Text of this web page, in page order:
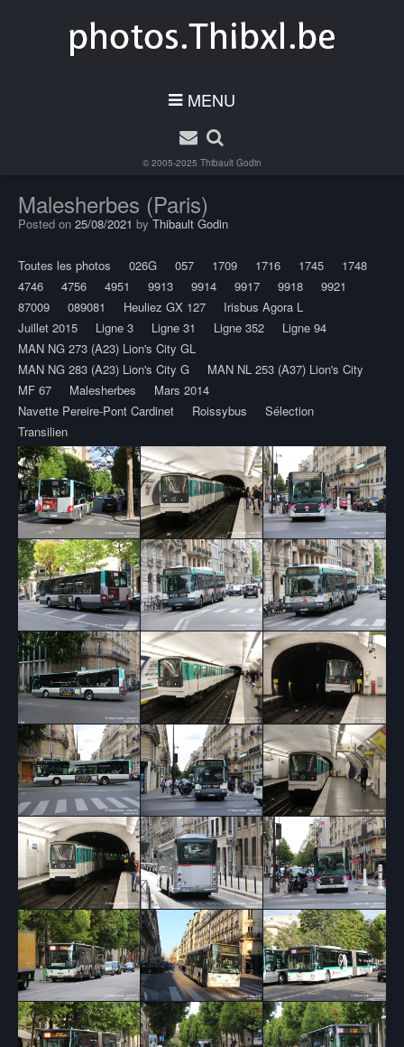
MENU
© 2005-2025 Thibault Godin
Malesherbes (Paris)
Posted on 25/08/2021 byThibault Godin
Toutes les photos 026G 057 1709 1716 1745
1748
4746
4756 4951 9913 9914 9917 9918
9921
87009
089081 Heuliez GX 127
Irisbus Agora L
Juillet 2015
Ligne 3 Ligne 31 Ligne 352
Ligne 94
MAN NG 273 (A23) Lion's City GL
MAN NG 283 (A23) Lion's City G
MAN NL 253 (A37) Lion's City
MF 67
Malesherbes
Mars 2014
Navette Pereire-Pont Cardinet
Roissybus
Sélection
Transilien